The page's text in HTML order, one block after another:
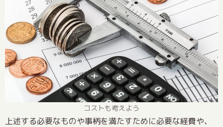
コストも考えよう
上述する必要なものや事柄を満たすために必要な経費や、